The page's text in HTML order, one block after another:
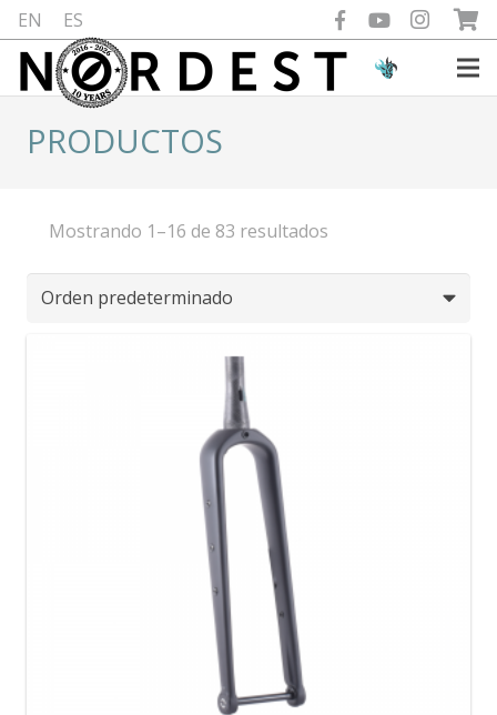
EN ES
PRODUCTOS
Mostrando 1–16 de 83 resultados